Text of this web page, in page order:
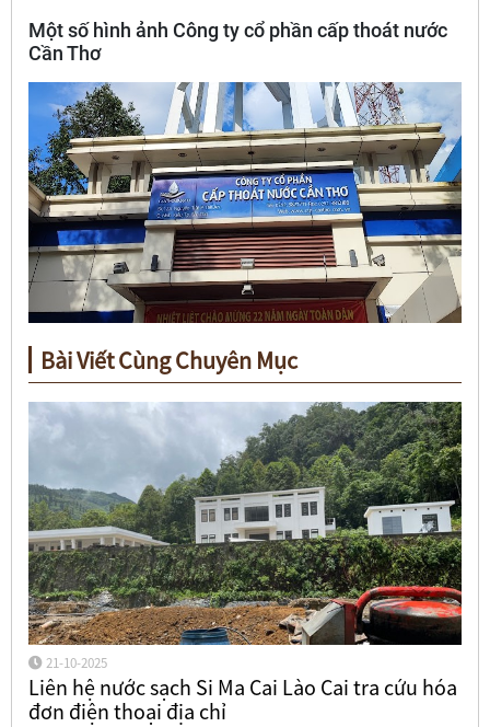
Một số hình ảnh Công ty cổ phần cấp thoát nước
Cần Thơ
Bài Viết Cùng Chuyên Mục
21-10-2025
Liên hệ nước sạch Si Ma Cai Lào Cai tra cứu hóa
đơn điện thoại địa chỉ